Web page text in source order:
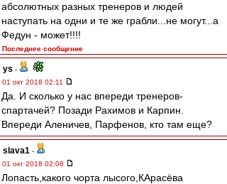
абсолютных разных тренеров и людей
наступать на одни и те же грабли...не могут...а
Федун - может!!!!
Последнее сообщение
ys -
01 окт 2018 02:11
Да. И сколько у нас впереди тренеров-
спартачей? Позади Рахимов и Карпин.
Впереди Аленичев, Парфенов, кто там еще?
slava1 -
01 окт 2018 02:08
Лопасть,какого чорта лысого,КАрасёва